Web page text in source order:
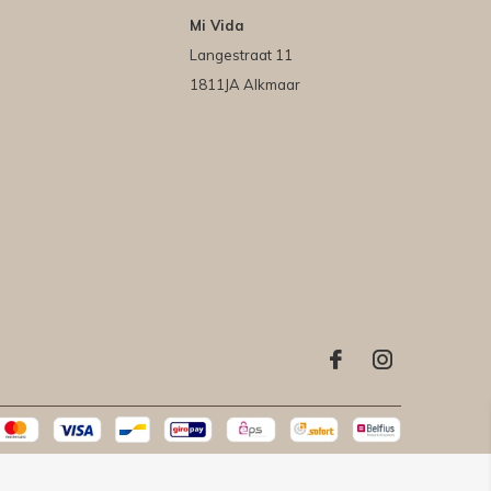
Mi Vida
Langestraat 11
1811JA Alkmaar